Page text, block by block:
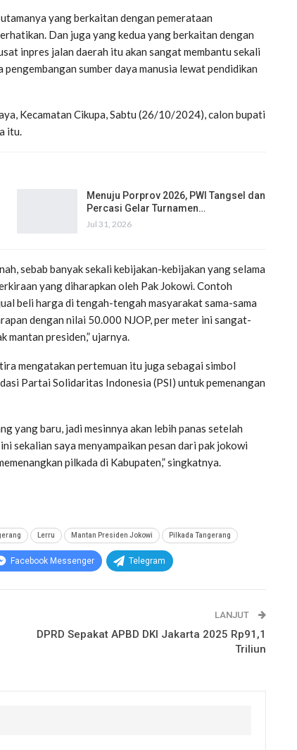
yang berkaitan dengan pemerataan
Dan juga yang kedua yang berkaitan dengan
inpres jalan daerah itu akan sangat membantu sekali
sumber daya manusia lewat pendidikan
Kecamatan Cikupa, Sabtu (26/10/2024), calon bupati
itu.
Menuju Porprov 2026, PWI Tangsel dan
Percasi Gelar Turnamen…
Jul 31, 2026
sebab banyak sekali kebijakan-kebijakan yang selama
yang diharapkan oleh Pak Jokowi. Contoh
beli harga di tengah-tengah masyarakat sama-sama
dengan nilai 50.000 NJOP, per meter ini sangat-
mantan presiden,” ujarnya.
mengatakan pertemuan itu juga sebagai simbol
Partai Solidaritas Indonesia (PSI) untuk pemenangan
yang baru, jadi mesinnya akan lebih panas setelah
sekalian saya menyampaikan pesan dari pak jokowi
pilkada di Kabupaten,” singkatnya.
Lerru Mantan Presiden Jokowi Pilkada Tangerang
Facebook Messenger Telegram
LANJUT
DPRD Sepakat APBD DKI Jakarta 2025 Rp91,1
Triliun